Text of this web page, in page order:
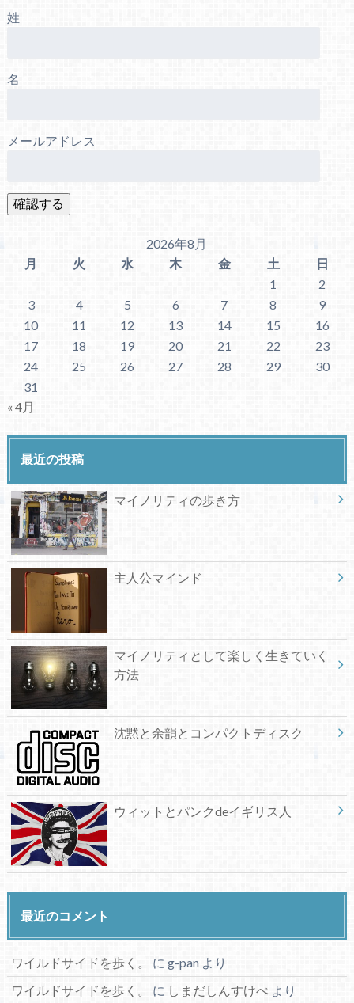
姓
名
メールアドレス
2026年8月
月
火 水 木 金 土
日
1
2
3
4 5 6 7 8
9
10
11 12 13 14 15
16
17
18 19 20 21 22
23
24
25 26 27 28 29
30
31
« 4月
最近の投稿
マイノリティの歩き方
主人公マインド
マイノリティとして楽しく生きていく
方法
沈黙と余韻とコンパクトディスク
ウィットとパンクdeイギリス人
最近のコメント
ワイルドサイドを歩く。 に g-panより
ワイルドサイドを歩く。
に しまだしんすけべより